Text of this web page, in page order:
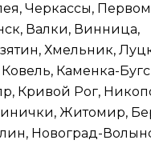
Черкассы,
Валки, Винница,
Хмельник,
Каменка-
Кривой Рог,
Житомир,
Новоград-